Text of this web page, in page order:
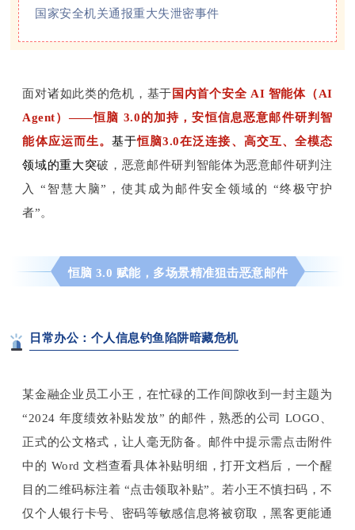
国家安全机关通报重大失泄密事件
面对诸如此类的危机， 基于国内首个安全 AI 智能体（AI
Agent）——恒脑 3.0的加持，安恒信息恶意邮件研判智
能体应运而生。 基于恒脑3.0在泛连接、高交互、全模态
领域的重大突破， 恶意邮件研判智能体为恶意邮件研判注
入 “智慧大脑”，使其成为邮件安全领域的 “终极守护
者”。
恒脑 3.0 赋能，多场景精准狙击恶意邮件
日常办公：个人信息钓鱼陷阱暗藏危机
某金融企业员工小王，在忙碌的工作间隙收到一封主题为
“2024 年度绩效补贴发放” 的邮件，熟悉的公司 LOGO、
正式的公文格式，让人毫无防备。邮件中提示需点击附件
中的 Word 文档查看具体补贴明细，打开文档后，一个醒
目的二维码标注着 “点击领取补贴”。若小王不慎扫码，不
仅个人银行卡号、密码等敏感信息将被窃取，黑客更能通